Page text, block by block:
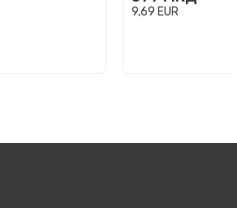
9,69 EUR